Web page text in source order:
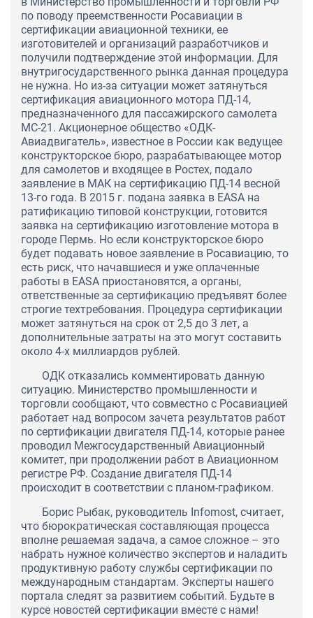
по поводу преемственности Росавиации в
сертификации авиационной техники, ее
изготовителей и организаций разработчиков и
получили подтверждение этой информации. Для
внутригосударственного рынка данная процедура
не нужна. Но из-за ситуации может затянуться
сертификация авиационного мотора ПД-14,
предназначенного для пассажирского самолета
МС-21. Акционерное общество «ОДК-
Авиадвигатель», известное в России как ведущее
конструкторское бюро, разрабатывающее мотор
для самолетов и входящее в Ростех, подало
заявление в МАК на сертификацию ПД-14 весной
13-го года. В 2015 г. подана заявка в EASA на
ратификацию типовой конструкции, готовится
заявка на сертификацию изготовление мотора в
городе Пермь. Но если конструкторское бюро
будет подавать новое заявление в Росавиацию, то
есть риск, что начавшиеся и уже оплаченные
работы в EASA приостановятся, а органы,
ответственные за сертификацию предъявят более
строгие техтребования. Процедура сертификации
может затянуться на срок от 2,5 до 3 лет, а
дополнительные затраты на это могут составить
около 4-х миллиардов рублей.
ОДК отказались комментировать данную
ситуацию. Министерство промышленности и
торговли сообщают, что совместно с Росавиацией
работает над вопросом зачета результатов работ
по сертификации двигателя ПД-14, которые ранее
проводил Межгосударственный Авиационный
комитет, при продолжении работ в Авиационном
регистре РФ. Создание двигателя ПД-14
происходит в соответствии с планом-графиком.
Борис Рыбак, руководитель Infomost, считает,
что бюрократическая составляющая процесса
вполне решаемая задача, а самое сложное – это
набрать нужное количество экспертов и наладить
продуктивную работу службы сертификации по
международным стандартам. Эксперты нашего
портала следят за развитием событий. Будьте в
курсе новостей сертификации вместе с нами!